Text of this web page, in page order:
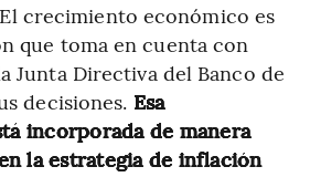
El crecimiento económico es
que toma en cuenta con
Junta Directiva del Banco de
decisiones. Esa
incorporada de manera
la estrategia de inflación